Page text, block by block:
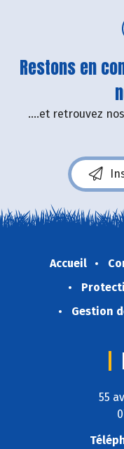
Restons en
....et retrouvez
Accueil
Gestion
55